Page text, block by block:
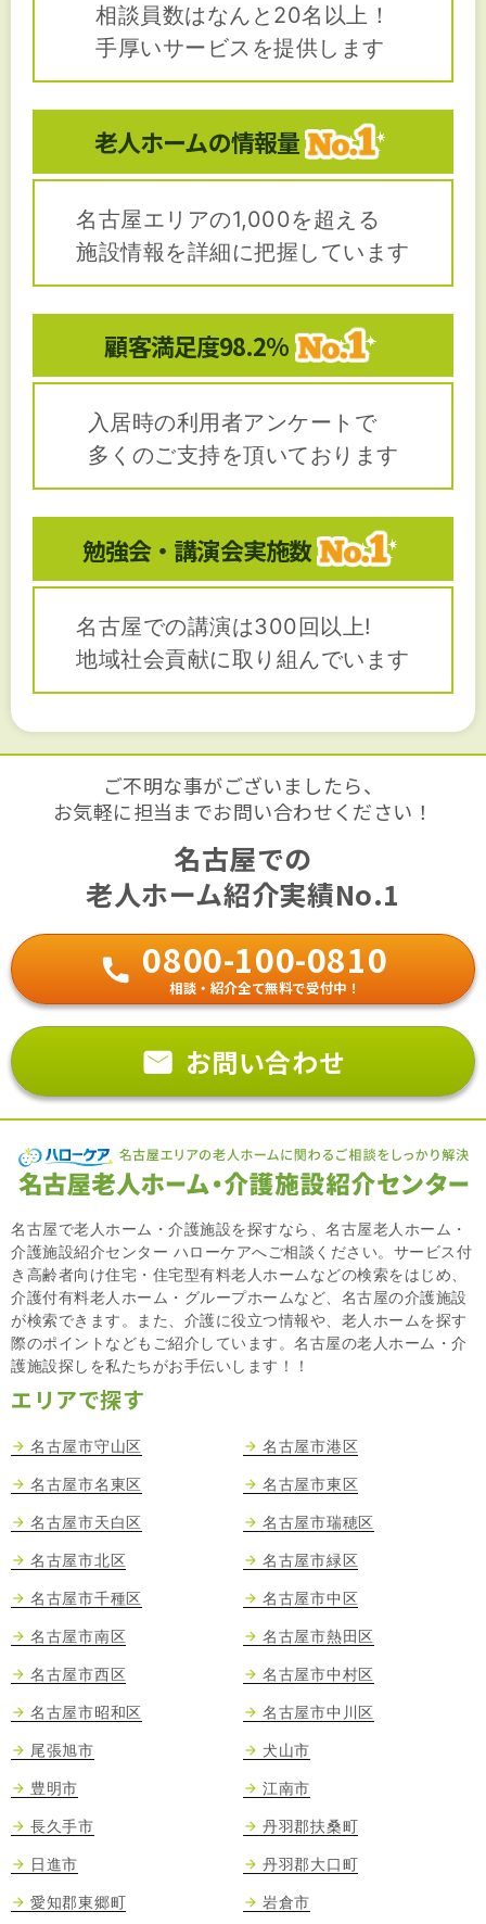
相談員数はなんと20名以上！
手厚いサービスを提供します
老人ホームの情報量
名古屋エリアの1,000を超える
施設情報を詳細に把握しています
顧客満足度98.2%
入居時の利用者アンケートで
多くのご支持を頂いております
勉強会・講演会実施数
名古屋での講演は300回以上!
地域社会貢献に取り組んでいます
ご不明な事がございましたら、
お気軽に担当までお問い合わせください！
名古屋での
老人ホーム紹介実績No.1
0800-100-0810
相談・紹介全て無料で受付中！
お問い合わせ
名古屋で老人ホーム・介護施設を探すなら、名古屋老人ホーム・
介護施設紹介センター ハローケアへご相談ください。サービス付
き高齢者向け住宅・住宅型有料老人ホームなどの検索をはじめ、
介護付有料老人ホーム・グループホームなど、名古屋の介護施設
が検索できます。また、介護に役立つ情報や、老人ホームを探す
際のポイントなどもご紹介しています。名古屋の老人ホーム・介
護施設探しを私たちがお手伝いします！！
エリアで探す
名古屋市守山区
名古屋市名東区
名古屋市天白区
名古屋市北区
名古屋市千種区
名古屋市南区
名古屋市西区
名古屋市昭和区
名古屋市港区
名古屋市東区
名古屋市瑞穂区
名古屋市緑区
名古屋市中区
名古屋市熱田区
名古屋市中村区
名古屋市中川区
尾張旭市
豊明市
長久手市
日進市
愛知郡東郷町
犬山市
江南市
丹羽郡扶桑町
丹羽郡大口町
岩倉市